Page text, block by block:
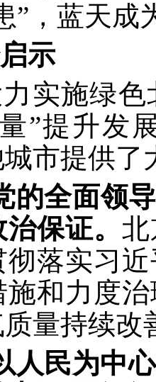
”，蓝天
示
实施绿
”提升发
市提供
的全面领
治保证。
彻落实习
施和力度
量持续
人民为中